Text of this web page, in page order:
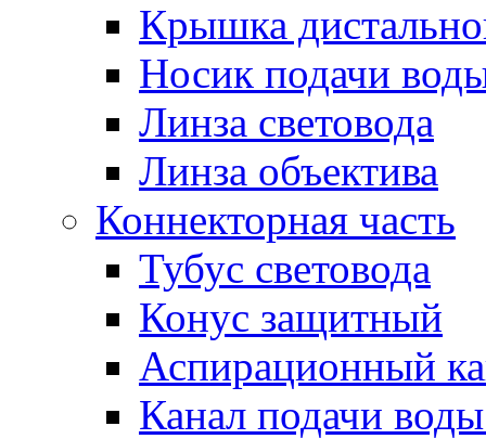
Крышка
Носик подачи
Линза световода
Линза объектива
Коннекторная часть
Тубус световода
Конус защитный
Аспирационный
Канал подачи